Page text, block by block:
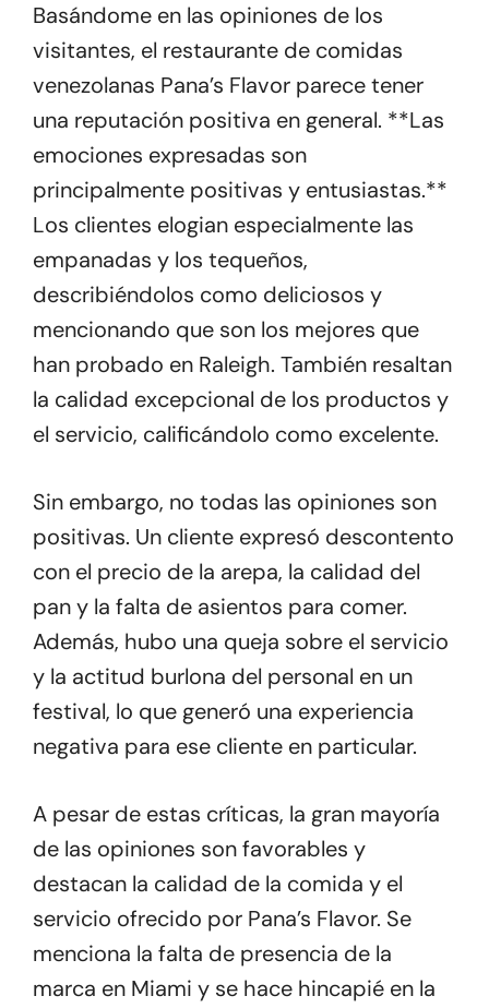
Basándome en las opiniones de los
visitantes, el restaurante de comidas
venezolanas Pana’s Flavor parece tener
una reputación positiva en general. **Las
emociones expresadas son
principalmente positivas y entusiastas.**
Los clientes elogian especialmente las
empanadas y los tequeños,
describiéndolos como deliciosos y
mencionando que son los mejores que
han probado en Raleigh. También resaltan
la calidad excepcional de los productos y
el servicio, calificándolo como excelente.
Sin embargo, no todas las opiniones son
positivas. Un cliente expresó descontento
con el precio de la arepa, la calidad del
pan y la falta de asientos para comer.
Además, hubo una queja sobre el servicio
y la actitud burlona del personal en un
festival, lo que generó una experiencia
negativa para ese cliente en particular.
A pesar de estas críticas, la gran mayoría
de las opiniones son favorables y
destacan la calidad de la comida y el
servicio ofrecido por Pana’s Flavor. Se
menciona la falta de presencia de la
marca en Miami y se hace hincapié en la